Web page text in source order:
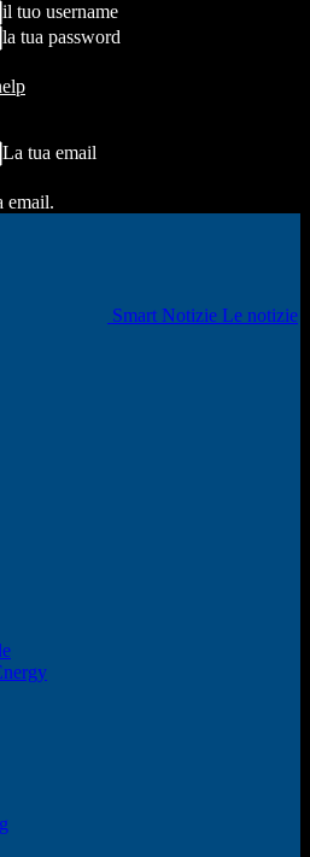
il tuo username
la tua password
La tua email
email.
Smart Notizie Le notizie